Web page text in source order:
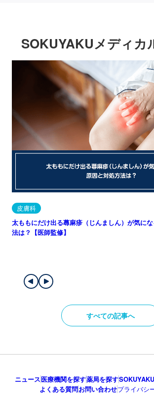
SOKUYAKUメディカ
皮膚科
太ももにだけ出る蕁麻疹（じんましん）が気に
法は？【医師監修】
すべての記事へ
ニュース医療機関を探す薬局を探す
よくある質問お問い合わせプライバシ